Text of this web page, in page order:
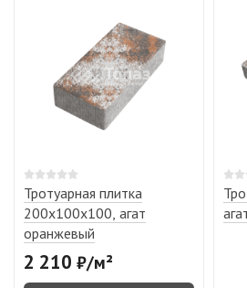
Тротуарная плитка
200х100х100, агат
оранжевый
2 210 ₽/м²